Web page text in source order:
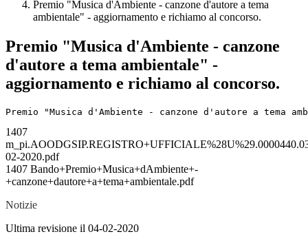
Premio "Musica d'Ambiente - canzone d'autore a tema
ambientale" - aggiornamento e richiamo al concorso.
Premio "Musica d'Ambiente - canzone
d'autore a tema ambientale" -
aggiornamento e richiamo al concorso.
Premio "Musica d'Ambiente - canzone d'autore a tema
1407
02-2020.pdf
1407 Bando+Premio+Musica+dAmbiente+-
+canzone+dautore+a+tema+ambientale.pdf
Notizie
Ultima revisione il 04-02-2020